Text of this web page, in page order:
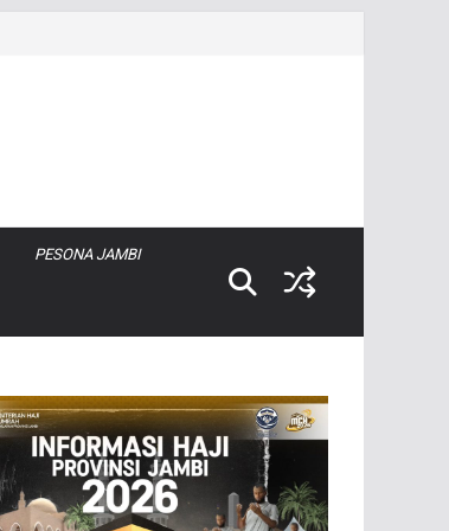
PESONA JAMBI